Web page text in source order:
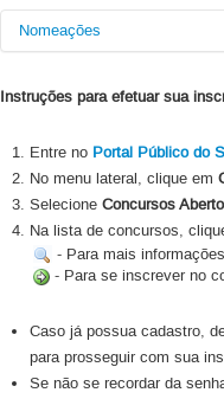
Nomeações
Nome
Rodrigues Pereira
Instruções para efetuar sua
Entre no Portal Público do
No menu lateral, clique em
Selecione Concursos
Na lista de concursos,
- Para mais
- Para se inscrever no
Caso já possua cadastro,
para prosseguir com sua
Se não se recordar da